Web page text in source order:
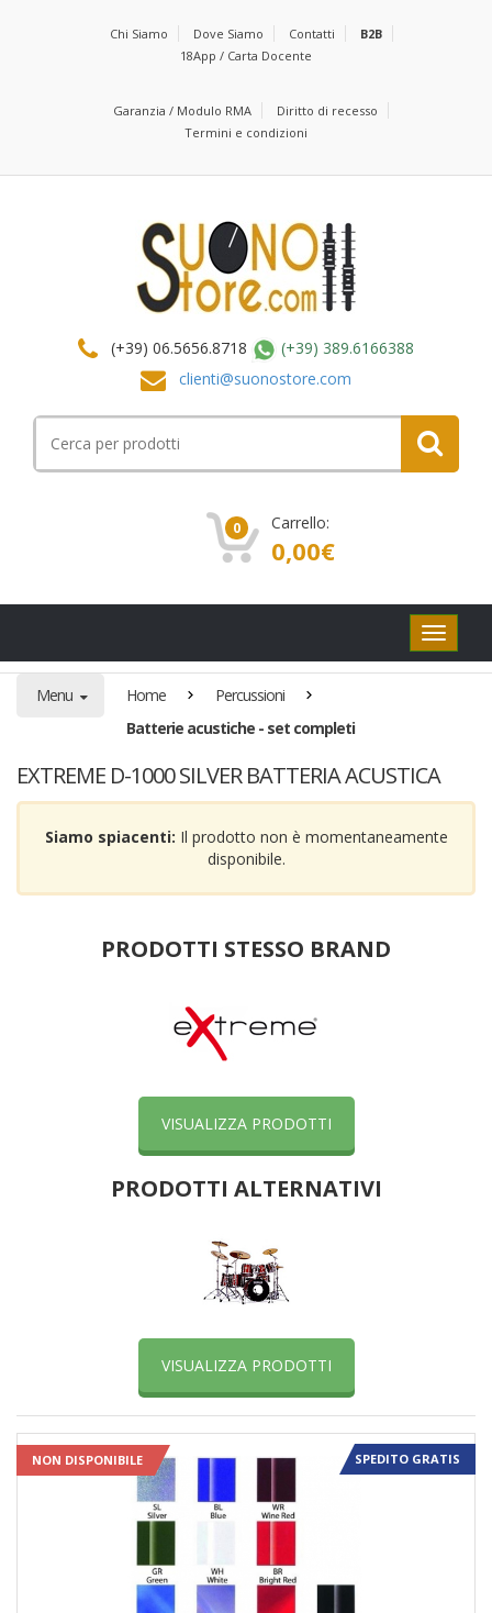
Chi Siamo Dove Siamo Contatti
B2B
18App / Carta Docente
Garanzia / Modulo RMA
Diritto di recesso
Termini e condizioni
(+39) 06.5656.8718
(+39) 389.6166388
clienti@suonostore.com
per:
0 Carrello:
0,00€
Pulsanti
di
Menu Home
Percussioni
Batterie acustiche - set completi
EXTREME D-1000 SILVER BATTERIA ACUSTICA
Siamo spiacenti: Il prodotto non è momentaneamente
disponibile.
PRODOTTI STESSO BRAND
VISUALIZZA PRODOTTI
PRODOTTI ALTERNATIVI
VISUALIZZA PRODOTTI
NON DISPONIBILE SPEDITO GRATIS